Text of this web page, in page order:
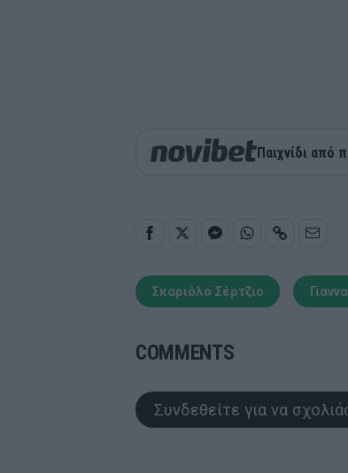
Παιχνίδι από
Σκαριόλο Σέρτζιο
COMMENTS
Συνδεθείτε για να